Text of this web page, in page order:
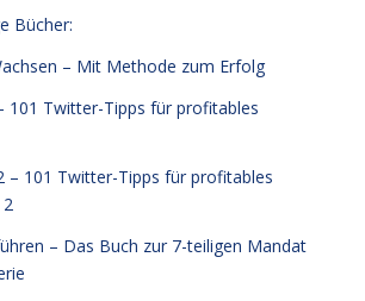
Bücher:
– Mit Methode zum Erfolg
101 Twitter-Tipps für profitables
– 101 Twitter-Tipps für profitables
– Das Buch zur 7-teiligen Mandat